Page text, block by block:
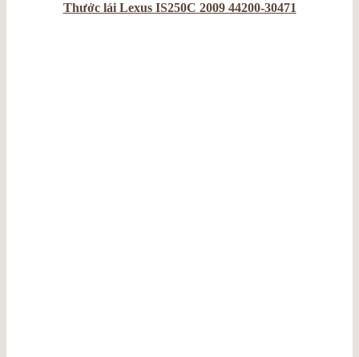
Thước lái Lexus IS250C 2009 44200-30471